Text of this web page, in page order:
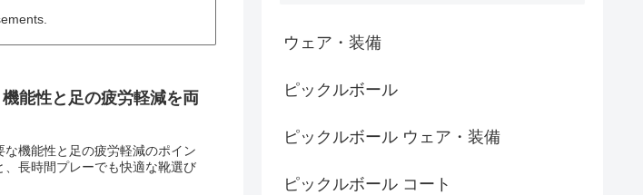
能性と足の疲労軽減を両
機能性と足の疲労軽減のポイン
、長時間プレーでも快適な靴選び
ウェア・装備
ピックルボール
ピックルボール ウェア・装備
ピックルボール コート